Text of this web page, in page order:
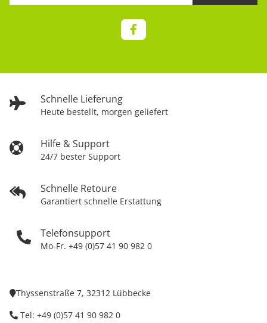
Schnelle Lieferung
Heute bestellt, morgen geliefert
Hilfe & Support
24/7 bester Support
Schnelle Retoure
Garantiert schnelle Erstattung
Telefonsupport
Mo-Fr. +49 (0)57 41 90 982 0
Thyssenstraße 7, 32312 Lübbecke
Tel: +49 (0)57 41 90 982 0